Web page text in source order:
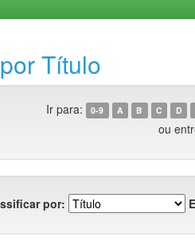
Título
Ir para: 0-9 A B C D
ou
por: